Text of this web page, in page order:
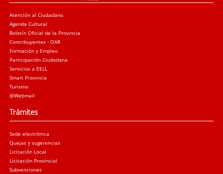
Atención al Ciudadano
Agenda Cultural
Boletín Oficial de la Provincia
Contribuyentes - OAR
Formación y Empleo
Participación Ciudadana
Servicios a EELL
Smart Provincia
Turismo
@Webmail
Trámites
Sede electrónica
Quejas y sugerencias
Licitación Local
Licitación Provincial
Subvenciones